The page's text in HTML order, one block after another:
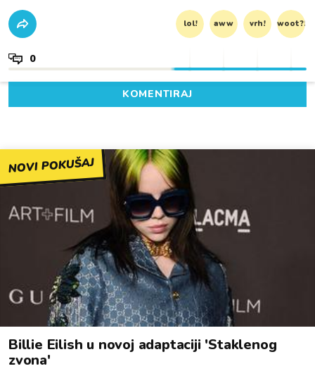
lol! aww vrh! woot?!
0
KOMENTIRAJ
NOVI POKUŠAJ
Billie Eilish u novoj adaptaciji 'Staklenog
zvona'